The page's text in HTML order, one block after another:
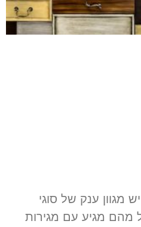
מגוון ענק של סוגי
מהם מגיע עם מגירות